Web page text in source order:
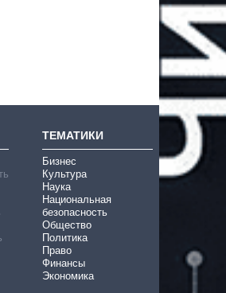
ТЕМАТИКИ
Бизнес
Культура
Наука
Национальная
безопасность
Общество
Политика
Право
Финансы
Экономика